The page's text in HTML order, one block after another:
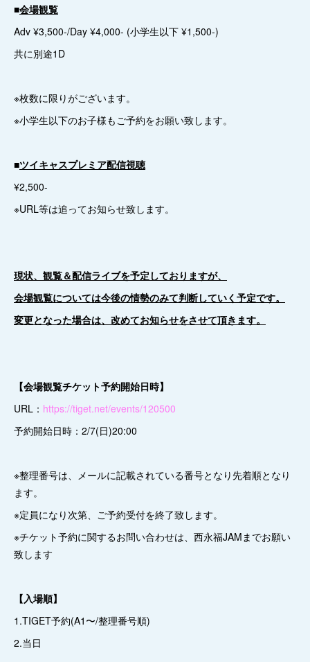
■会場観覧
Adv ¥3,500-/Day ¥4,000- (小学生以下 ¥1,500-)
共に別途1D
※枚数に限りがございます。
※小学生以下のお子様もご予約をお願い致します。
■ツイキャスプレミア配信視聴
¥2,500-
※URL等は追ってお知らせ致します。
現状、観覧＆配信ライブを予定しておりますが、
会場観覧については今後の情勢のみて判断していく予定です。
変更となった場合は、改めてお知らせをさせて頂きます。
【会場観覧チケット予約開始日時】
URL： https://tiget.net/events/120500
予約開始日時：2/7(日)20:00
※整理番号は、メールに記載されている番号となり先着順となり
ます。
※定員になり次第、ご予約受付を終了致します。
※チケット予約に関するお問い合わせは、西永福JAMまでお願い
致します
【入場順】
1.TIGET予約(A1〜/整理番号順)
2.当日